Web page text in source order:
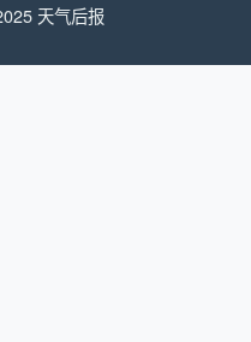
天气后报